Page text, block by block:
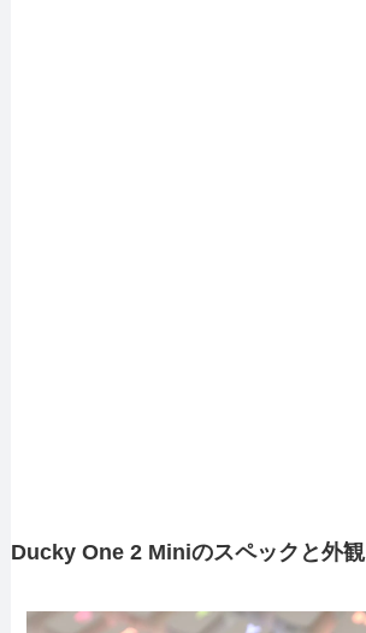
Ducky One 2 Miniのスペックと外観